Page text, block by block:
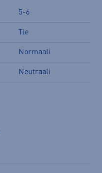
5-6
Tie
Normaali
Neutraali